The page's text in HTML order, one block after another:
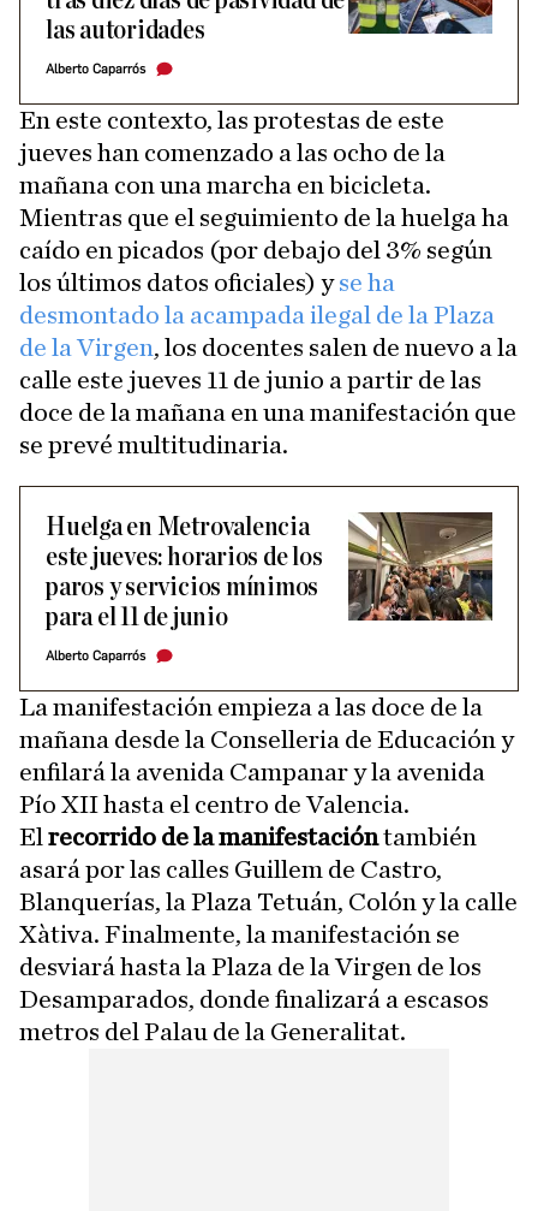
las autoridades
Alberto Caparrós
En este contexto, las protestas de este
jueves han comenzado a las ocho de la
mañana con una marcha en bicicleta.
Mientras que el seguimiento de la huelga ha
caído en picados (por debajo del 3% según
los últimos datos oficiales) yse ha
desmontado la acampada ilegal de la Plaza
de la Virgen, los docentes salen de nuevo a la
calle este jueves 11 de junio a partir de las
doce de la mañana en una manifestación que
se prevé multitudinaria.
Huelga en Metrovalencia
este jueves: horarios de los
paros y servicios mínimos
para el 11 de junio
Alberto Caparrós
La manifestación empieza a las doce de la
mañana desde la Conselleria de Educación y
enfilará la avenida Campanar y la avenida
Pío XII hasta el centro de Valencia.
El recorrido de la manifestacióntambién
asará por las calles Guillem de Castro,
Blanquerías, la Plaza Tetuán, Colón y la calle
Xàtiva. Finalmente, la manifestación se
desviará hasta la Plaza de la Virgen de los
Desamparados, donde finalizará a escasos
metros del Palau de la Generalitat.